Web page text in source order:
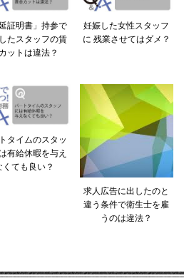
延証明書」持参で
たスタッフの賃
ットは違法？
妊娠した女性スタッフ
に 残業させてはダメ？
タイムのスタッ
有給休暇を与え
くても良い？
求人広告に出したのと
違う条件で衛生士を雇
うのは違法？